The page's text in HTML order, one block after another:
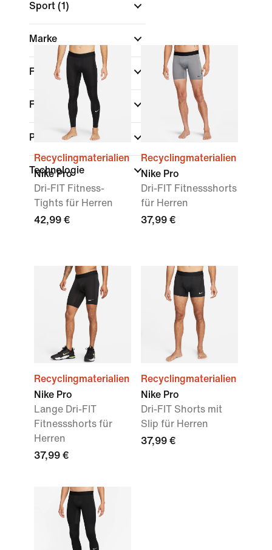
Sport (1)
Marke
Farbe
Funktionen
Passform
Technologie
Recyclingmaterialien
Nike Pro
Dri-FIT Fitness-
Tights für Herren
42,99 €
Recyclingmaterialien
Nike Pro
Dri-FIT Fitnessshorts
für Herren
37,99 €
Recyclingmaterialien
Nike Pro
Lange Dri-FIT
Fitnessshorts für
Herren
37,99 €
Recyclingmaterialien
Nike Pro
Dri-FIT Shorts mit
Slip für Herren
37,99 €